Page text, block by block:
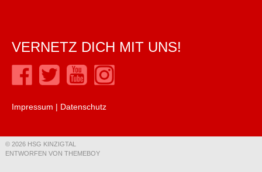
VERNETZ DICH MIT UNS!
Impressum | Datenschutz
© 2026 HSG KINZIGTAL
ENTWORFEN VON THEMEBOY